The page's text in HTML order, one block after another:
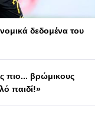
δεδομένα του
πιο... βρώμικους
παιδί!»